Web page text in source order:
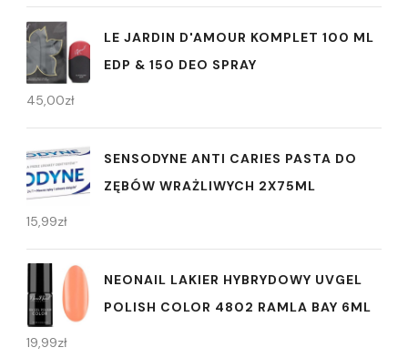
LE JARDIN D'AMOUR KOMPLET 100 ML
EDP & 150 DEO SPRAY
45,00zł
SENSODYNE ANTI CARIES PASTA DO
ZĘBÓW WRAŻLIWYCH 2X75ML
15,99zł
NEONAIL LAKIER HYBRYDOWY UVGEL
POLISH COLOR 4802 RAMLA BAY 6ML
19,99zł